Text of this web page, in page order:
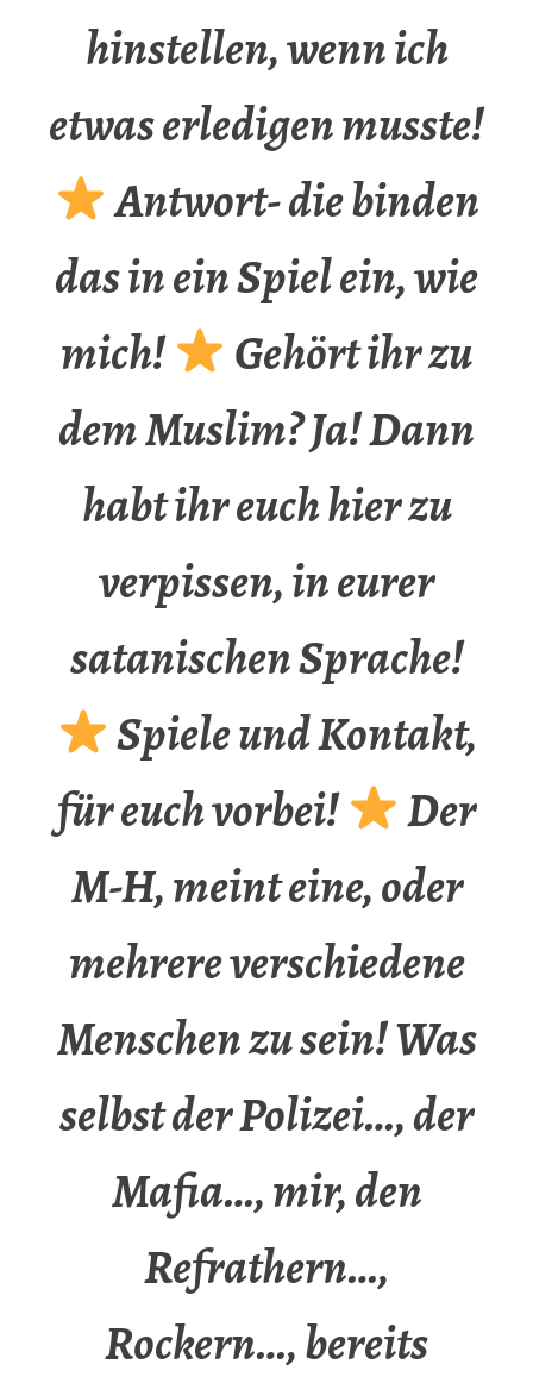
hinstellen, wenn ich
etwas erledigen musste!
Antwort- die binden
das in ein Spiel ein, wie
mich!
Gehört ihr zu
dem Muslim? Ja! Dann
habt ihr euch hier zu
verpissen, in eurer
satanischen Sprache!
Spiele und Kontakt,
für euch vorbei!
Der
M-H, meint eine, oder
mehrere verschiedene
Menschen zu sein! Was
selbst der Polizei…, der
Mafia…, mir, den
Refrathern…,
Rockern…, bereits